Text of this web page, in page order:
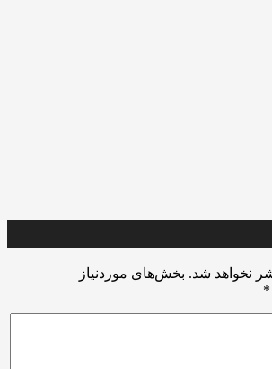
نخواهد شد. بخش‌های موردنیاز
*